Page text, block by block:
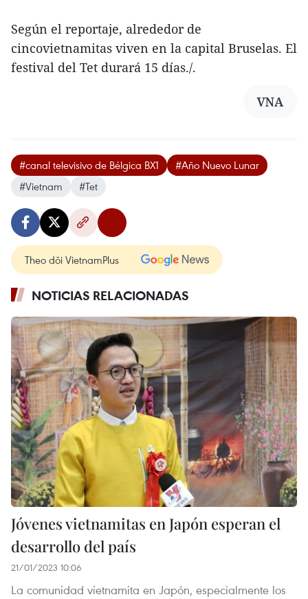
Según el reportaje, alrededor de
cincovietnamitas viven en la capital Bruselas. El
festival del Tet durará 15 días./.
VNA
#canal televisivo de Bélgica BX1
#Año Nuevo Lunar
#Vietnam
#Tet
Theo dõi VietnamPlus
NOTICIAS RELACIONADAS
Jóvenes vietnamitas en Japón esperan el
desarrollo del país
21/01/2023 10:06
La comunidad vietnamita en Japón, especialmente los